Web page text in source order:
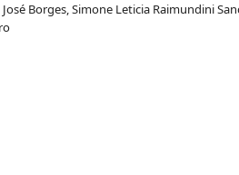
Borges, Simone Leticia Raimundini